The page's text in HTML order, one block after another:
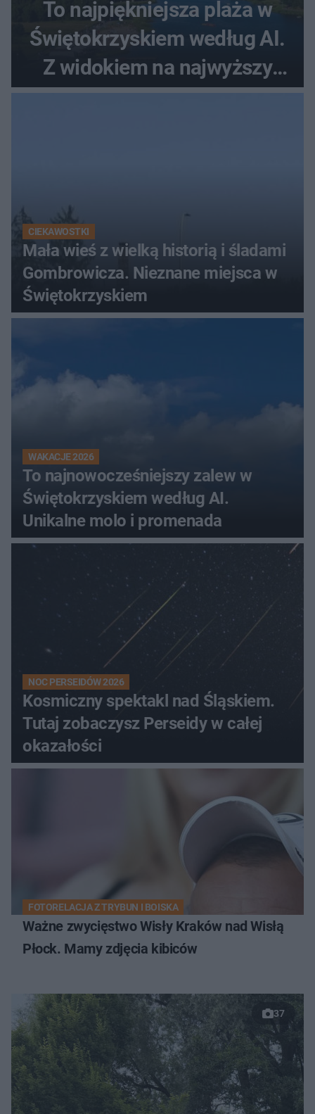
To najpiękniejsza plaża w
Świętokrzyskiem według AI.
Z widokiem na najwyższy
szczyt Gór Świętokrzyskich
CIEKAWOSTKI
Mała wieś z wielką historią i śladami
Gombrowicza. Nieznane miejsca w
Świętokrzyskiem
WAKACJE 2026
To najnowocześniejszy zalew w
Świętokrzyskiem według AI.
Unikalne molo i promenada
NOC PERSEIDÓW 2026
Kosmiczny spektakl nad Śląskiem.
Tutaj zobaczysz Perseidy w całej
okazałości
FOTORELACJA Z TRYBUN I BOISKA
Ważne zwycięstwo Wisły Kraków nad Wisłą
Płock. Mamy zdjęcia kibiców
37